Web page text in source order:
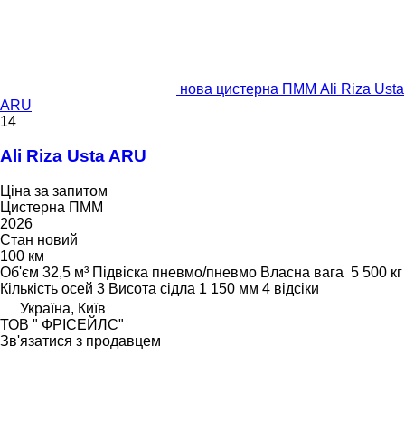
нова цистерна ПММ Ali Riza Usta
ARU
14
Ali Riza Usta ARU
Ціна за запитом
Цистерна ПММ
2026
Стан новий
100 км
Об'єм 32,5 м³ Підвіска пневмо/пневмо Власна вага 5 500 кг
Кількість осей 3 Висота сідла 1 150 мм 4 відсіки
Україна, Київ
ТОВ " ФРІСЕЙЛС"
Зв'язатися з продавцем